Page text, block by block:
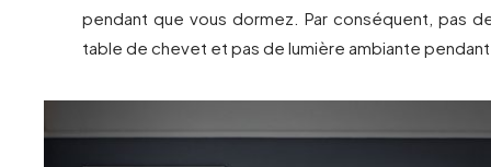
pendant que vous dormez. Par conséquent, pas
table de chevet et pas de lumière ambiante